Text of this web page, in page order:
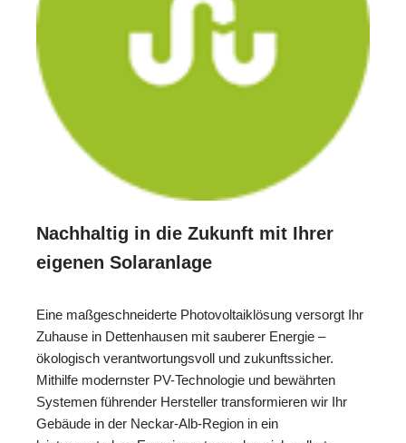
Nachhaltig in die Zukunft mit Ihrer
eigenen Solaranlage
Eine maßgeschneiderte Photovoltaiklösung versorgt Ihr
Zuhause in Dettenhausen mit sauberer Energie –
ökologisch verantwortungsvoll und zukunftssicher.
Mithilfe modernster PV-Technologie und bewährten
Systemen führender Hersteller transformieren wir Ihr
Gebäude in der Neckar-Alb-Region in ein